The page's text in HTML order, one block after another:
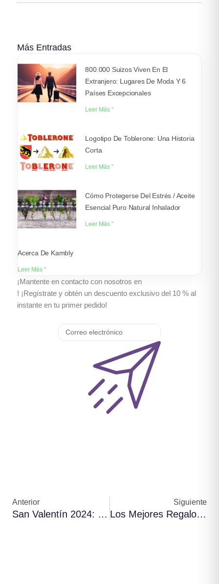
Más Entradas
800.000 Suizos Viven En El
Extranjero: Lugares De Moda Y 6
Países Excepcionales
Leer Más "
Logotipo De Toblerone: Una Historia
Corta
Leer Más "
Cómo Protegerse Del Estrés / Aceite
Esencial Puro Natural Inhalador
Leer Más "
Acerca De Kambly
Leer Más "
¡Mantente en contacto con nosotros en
! ¡Regístrate y obtén un descuento exclusivo del 10 % al
instante en tu primer pedido!
Correo
electrónico
Anterior
San Valentín 2024: Cómo Lo Celebran Los Suizos
Siguiente
Los Mejores Regalos Suizos Para El Día De La Madre: Relojes Suizos